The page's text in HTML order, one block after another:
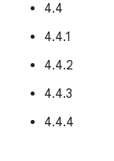
4.4
4.4.1
4.4.2
4.4.3
4.4.4